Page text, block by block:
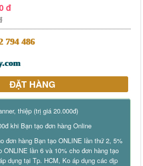
đ
794 486
ĐẶT HÀNG
thiệp (trị giá 20.000đ)
khi Bạn tạo đơn hàng Online
đơn hàng Bạn tạo ONLINE lần thứ 2, 5%
ONLINE lần 6 và 10% cho đơn hàng tạo
dụng tại Tp. HCM, Ko áp dụng các dịp